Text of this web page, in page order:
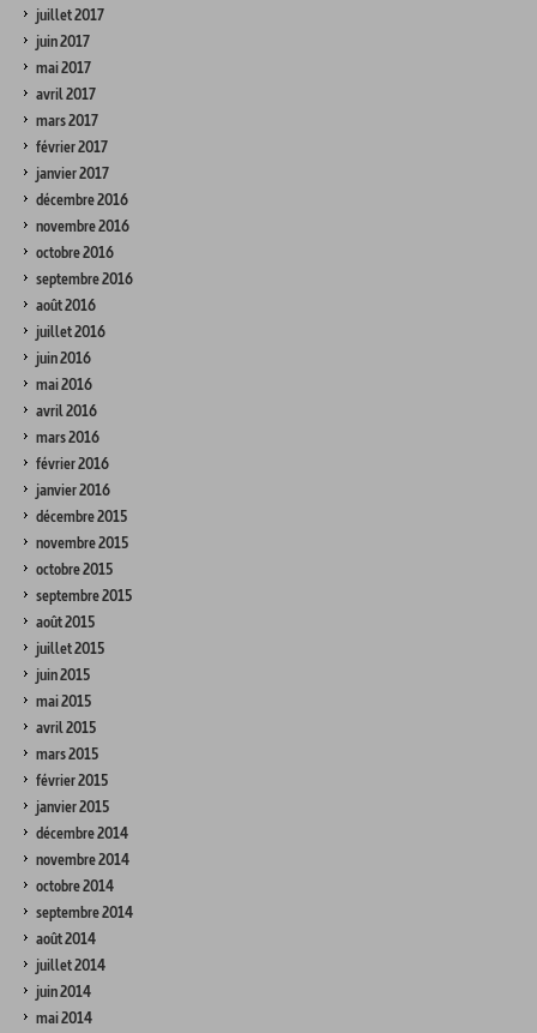
juillet 2017
juin 2017
mai 2017
avril 2017
mars 2017
février 2017
janvier 2017
décembre 2016
novembre 2016
octobre 2016
septembre 2016
août 2016
juillet 2016
juin 2016
mai 2016
avril 2016
mars 2016
février 2016
janvier 2016
décembre 2015
novembre 2015
octobre 2015
septembre 2015
août 2015
juillet 2015
juin 2015
mai 2015
avril 2015
mars 2015
février 2015
janvier 2015
décembre 2014
novembre 2014
octobre 2014
septembre 2014
août 2014
juillet 2014
juin 2014
mai 2014